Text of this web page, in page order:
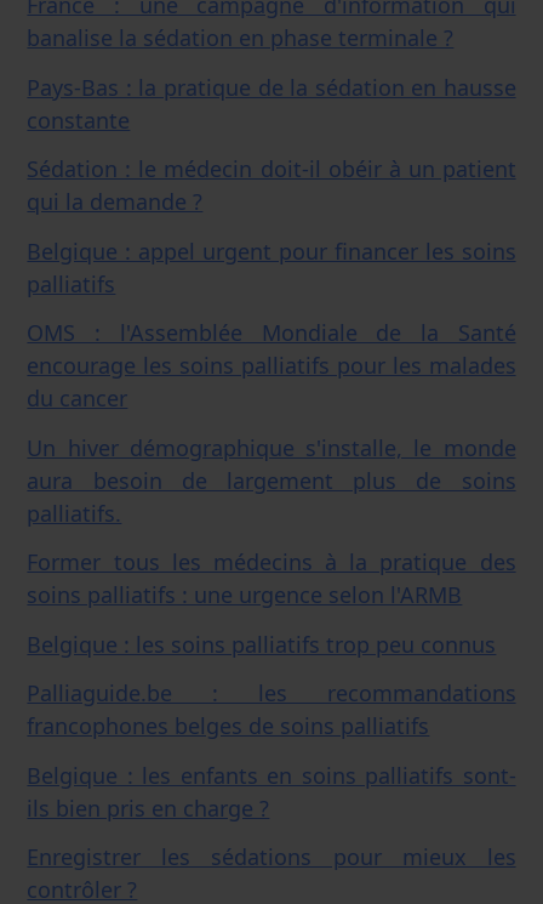
banalise la sédation en phase terminale ?
Pays-Bas : la pratique de la sédation en hausse
constante
Sédation : le médecin doit-il obéir à un patient
qui la demande ?
Belgique : appel urgent pour financer les soins
palliatifs
OMS : l'Assemblée Mondiale de la Santé
encourage les soins palliatifs pour les malades
du cancer
Un hiver démographique s'installe, le monde
aura besoin de largement plus de soins
palliatifs.
Former tous les médecins à la pratique des
soins palliatifs : une urgence selon l'ARMB
Belgique : les soins palliatifs trop peu connus
Palliaguide.be : les recommandations
francophones belges de soins palliatifs
Belgique : les enfants en soins palliatifs sont-
ils bien pris en charge ?
Enregistrer les sédations pour mieux les
contrôler ?